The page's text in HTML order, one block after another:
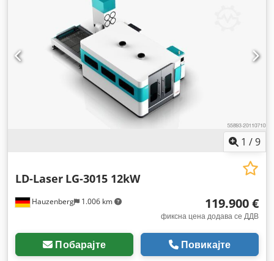
1 /9
Hauzenberg 1.006 km
LD-Laser LG-3015 12kW
119.900 €
фиксна цена додава се ДДВ
Побарајте Повикајте